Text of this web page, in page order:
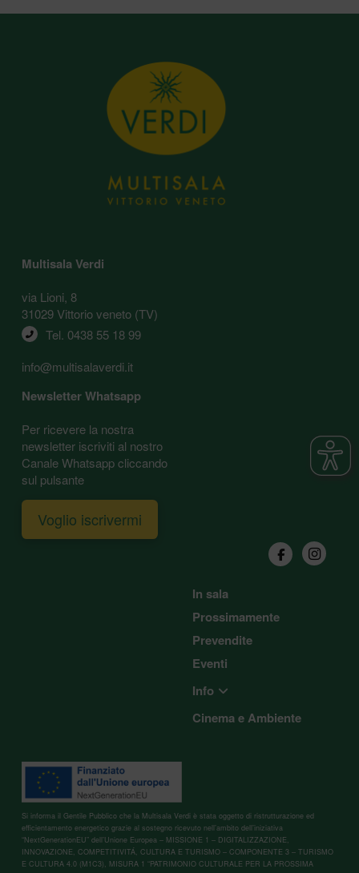
Multisala Verdi
via Lioni, 8
31029 Vittorio veneto (TV)
Tel. 0438 55 18 99
info@multisalaverdi.it
Newsletter Whatsapp
Per ricevere la nostra
newsletter iscriviti al nostro
Canale Whatsapp cliccando
sul pulsante
Voglio iscrivermi
In sala
Prossimamente
Prevendite
Eventi
Info
Cinema e Ambiente
Si informa il Gentile Pubblico che la Multisala Verdi è stata oggetto di ristrutturazione ed
efficientamento energetico grazie al sostegno ricevuto nell’ambito dell’iniziativa
“NextGenerationEU” dell’Unione Europea – MISSIONE 1 – DIGITALIZZAZIONE,
INNOVAZIONE, COMPETITIVITÁ, CULTURA E TURISMO – COMPONENTE 3 – TURISMO
E CULTURA 4.0 (M1C3), MISURA 1 “PATRIMONIO CULTURALE PER LA PROSSIMA